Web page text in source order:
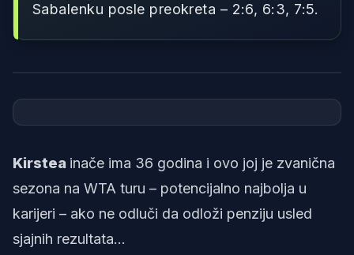
Sabalenku posle preokreta – 2:6, 6:3, 7:5.
Kirstea inače ima 36 godina i ovo joj je zvanična
sezona na WTA turu – potencijalno najbolja u
karijeri – ako ne odluči da odloži penziju usled
sjajnih rezultata...